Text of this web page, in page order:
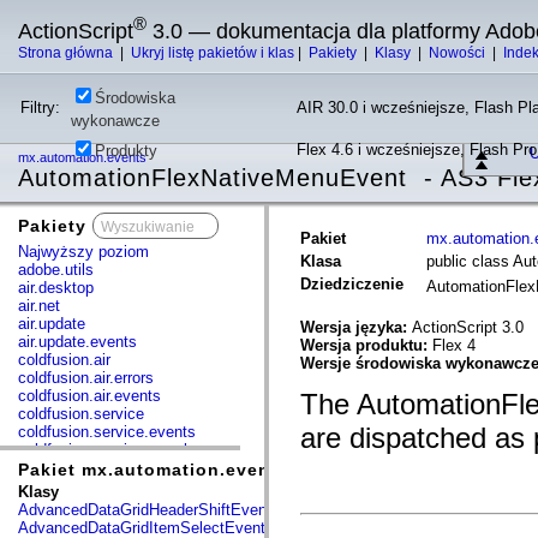
ActionScript® 3.0 — dokumentacja dla platformy
Strona główna Ukryj listę pakietów i klas Pakiety Klasy Nowości
Filtry:
Środowiska
wykonawcze
AIR 30.0 i wcześniejsze, Flash
Produkty Flex 4.6 i wcześniejsze, Flash
mx.automation.events
AutomationFlexNativeMenuEvent - AS3
Pakiety
Najwyższy poziom
adobe.utils
air.desktop
air.net
air.update
air.update.events
coldfusion.air
coldfusion.air.errors
coldfusion.air.events
coldfusion.service
coldfusion.service.events
coldfusion.service.mxml
com.adobe.acm.solutions.authoring.domain.extensions
com.adobe.acm.solutions.ccr.domain.extensions
com.adobe.consulting.pst.vo
com.adobe.dct.component
Pakiet mx.automation.events
Klasy
AdvancedDataGridHeaderShiftEvent
AdvancedDataGridItemSelectEvent
Pakiet
Klasa
public class
Dziedziczenie
Wersja języka: ActionScript 3.0
Wersja produktu: Flex 4
Wersje środowiska
The
are dispatched as